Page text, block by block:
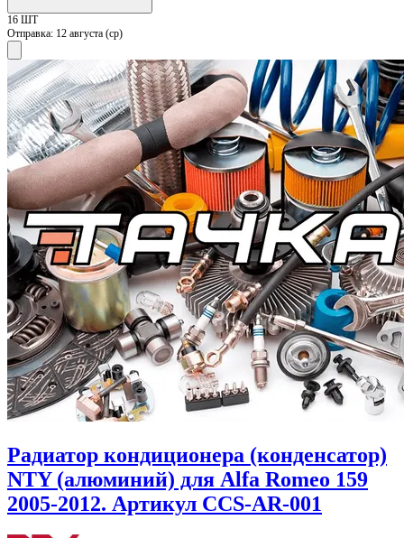
16 ШТ
Отправка: 12 августа (ср)
Радиатор кондиционера (конденсатор)
NTY (алюминий) для Alfa Romeo 159
2005-2012. Артикул CCS-AR-001